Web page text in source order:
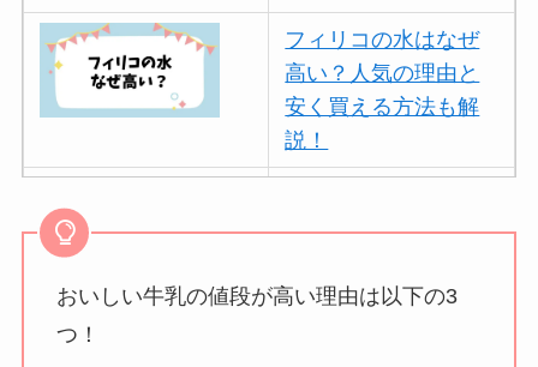
フィリコの水はなぜ
高い？人気の理由と
安く買える方法も解
説！
ンはなぜ人気？3つの
を紹介！
おいしい牛乳の値段が高い理由は以下の3
つ！